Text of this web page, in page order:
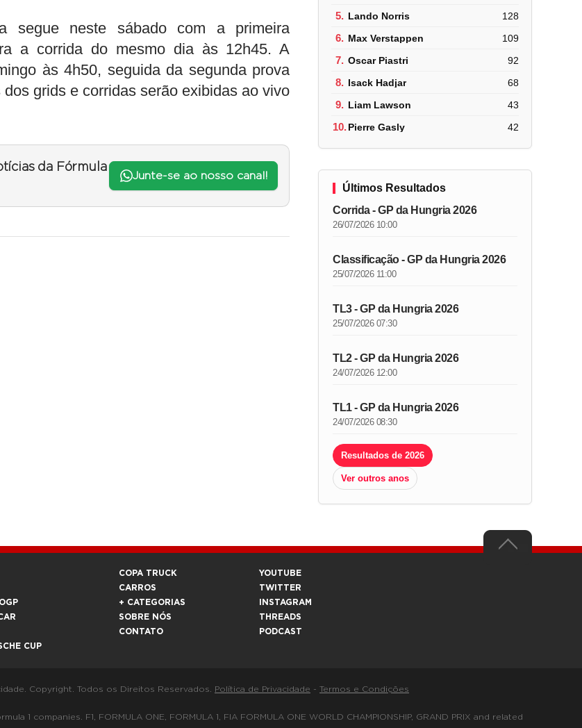
segue neste sábado com a primeira
a corrida do mesmo dia às 12h45. A
às 4h50, seguida da segunda prova
grids e corridas serão exibidas ao vivo
da Fórmula
Junte-se ao nosso canal!
5. Lando Norris 128
6. Max Verstappen 109
7. Oscar Piastri 92
8. Isack Hadjar 68
9. Liam Lawson 43
10.Pierre Gasly 42
Últimos Resultados
Corrida - GP da Hungria 2026
26/07/2026 10:00
Classificação - GP da Hungria 2026
25/07/2026 11:00
TL3 - GP da Hungria 2026
25/07/2026 07:30
TL2 - GP da Hungria 2026
24/07/2026 12:00
TL1 - GP da Hungria 2026
24/07/2026 08:30
Resultados de 2026
Ver outros anos
CUP
COPA TRUCK
CARROS
+ CATEGORIAS
SOBRE NÓS
CONTATO
YOUTUBE
TWITTER
INSTAGRAM
THREADS
PODCAST
Copyright. Todos os Direitos Reservados. Política de Privacidade - Termos e Condições
companies. F1, FORMULA ONE, FORMULA 1, FIA FORMULA ONE WORLD CHAMPIONSHIP, GRAND PRIX and related